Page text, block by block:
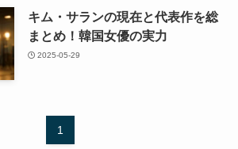
キム・サランの現在と代表作を総
まとめ！韓国女優の実力
2025-05-29
1